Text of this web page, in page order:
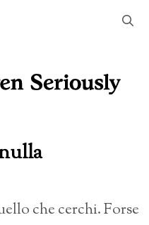
che cerchi. Forse